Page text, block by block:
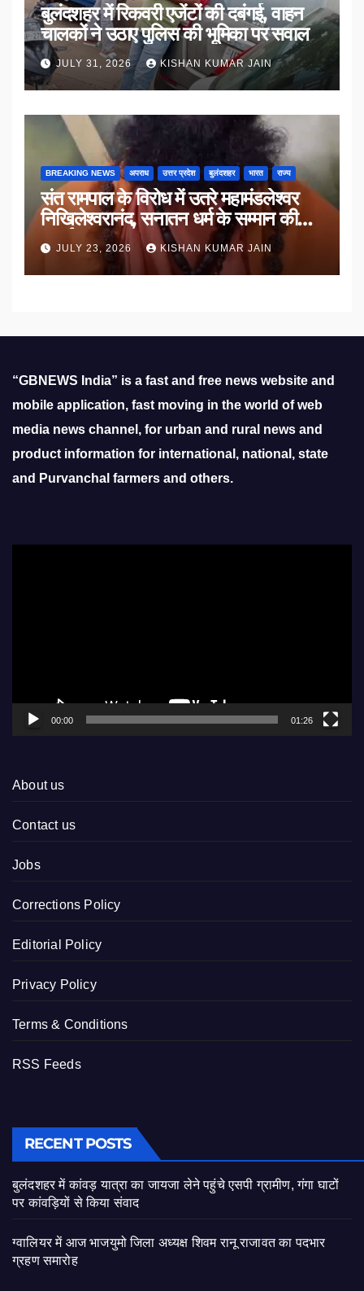
बुलंदशहर में रिकवरी एजेंटों की दबंगई, वाहन
चालकों ने उठाए पुलिस की भूमिका पर सवाल
JULY 31, 2026 KISHAN KUMAR JAIN
BREAKING NEWS अपराध उत्तर प्रदेश बुलंदशहर भारत राज्य
संत रामपाल के विरोध में उतरे महामंडलेश्वर
निखिलेश्वरानंद, सनातन धर्म के सम्मान की
उठाई मांग
JULY 23, 2026 KISHAN KUMAR JAIN
“GBNEWS India” is a fast and free news website and
mobile application, fast moving in the world of web
media news channel, for urban and rural news and
product information for international, national, state
and Purvanchal farmers and others.
00:00 01:26
About us
Contact us
Jobs
Corrections Policy
Editorial Policy
Privacy Policy
Terms & Conditions
RSS Feeds
RECENT POSTS
बुलंदशहर में कांवड़ यात्रा का जायजा लेने पहुंचे एसपी ग्रामीण, गंगा घाटों
पर कांवड़ियों से किया संवाद
ग्वालियर में आज भाजयुमो जिला अध्यक्ष शिवम रानू राजावत का पदभार
ग्रहण समारोह